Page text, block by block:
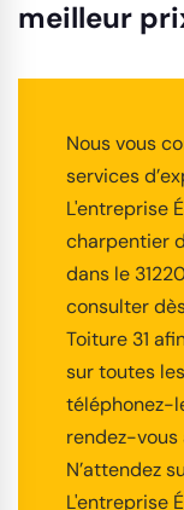
meilleur
Nous vous
services
L'entreprise
charpentier
dans le
consulter
Toiture 31
sur toutes
téléphonez-
rendez-vous
N’attendez
L'entreprise